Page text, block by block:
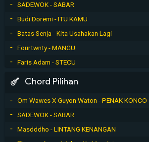
SADEWOK - SABAR
Budi Doremi - ITU KAMU
Batas Senja - Kita Usahakan Lagi
Fourtwnty - MANGU
Faris Adam - STECU
Chord Pilihan
Om Wawes X Guyon Waton - PENAK KONCO
SADEWOK - SABAR
Masdddho - LINTANG KENANGAN